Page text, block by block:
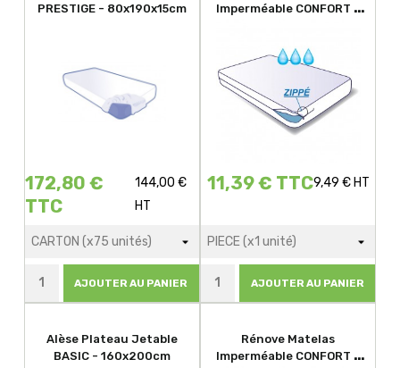
PRESTIGE - 80x190x15cm
172,80 €
TTC
144,00 €
HT
AJOUTER AU PANIER
Imperméable CONFORT -
11,39 € TTC9,49 € HT
AJOUTER AU PANIER
Alèse Plateau Jetable
BASIC - 160x200cm
Rénove Matelas
Imperméable CONFORT -